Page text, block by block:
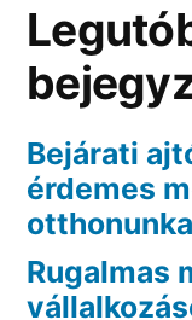
Bejárati
érdemes
Rugalmas